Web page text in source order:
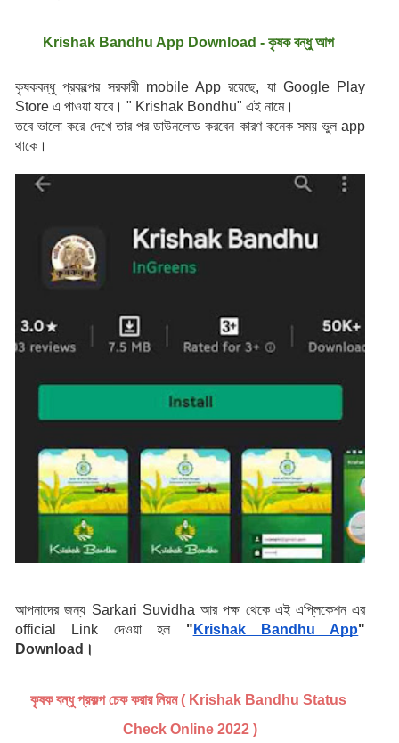
Krishak Bandhu App Download - কৃষক বন্ধু আপ
কৃষকবন্ধু প্রকল্পের সরকারী mobile App রয়েছে, যা Google Play
Store এ পাওয়া যাবে। " Krishak Bondhu" এই নামে।
তবে ভালো করে দেখে তার পর ডাউনলোড করবেন কারণ কনেক সময় ভুল app
থাকে।
আপনাদের জন্য Sarkari Suvidha আর পক্ষ থেকে এই এপ্লিকেশন এর
official Link দেওয়া হল " Krishak Bandhu App"
Download।
কৃষক বন্ধু প্রকল্প চেক করার নিয়ম ( Krishak Bandhu Status
Check Online 2022 )